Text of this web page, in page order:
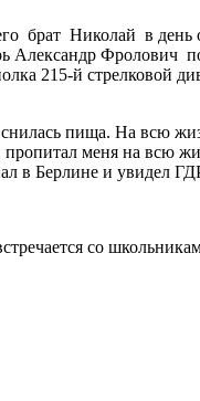
брат Николай в день
Александр Фролович
215-й стрелковой
пища. На всю
пропитал меня на всю
в Берлине и увидел
со